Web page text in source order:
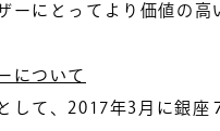
ーにとってより価値の
について
して、2017年3月に銀座